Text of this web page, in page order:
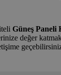
Güneş Paneli
değer